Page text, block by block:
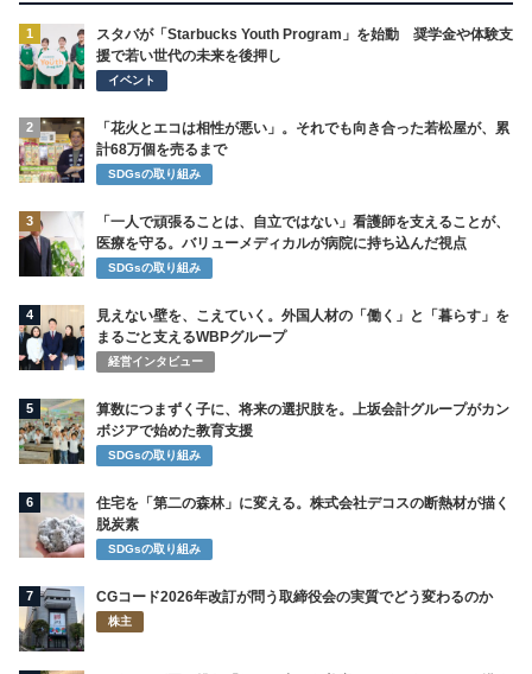
1
スタバが「Starbucks Youth Program」を始動 奨学金や体験支
援で若い世代の未来を後押し
イベント
2
「花火とエコは相性が悪い」。それでも向き合った若松屋が、累
計68万個を売るまで
SDGsの取り組み
3
「一人で頑張ることは、自立ではない」看護師を支えることが、
医療を守る。バリューメディカルが病院に持ち込んだ視点
SDGsの取り組み
4
見えない壁を、こえていく。外国人材の「働く」と「暮らす」を
まるごと支えるWBPグループ
経営インタビュー
5
算数につまずく子に、将来の選択肢を。上坂会計グループがカン
ボジアで始めた教育支援
SDGsの取り組み
6
住宅を「第二の森林」に変える。株式会社デコスの断熱材が描く
脱炭素
SDGsの取り組み
7 CGコード2026年改訂が問う取締役会の実質でどう変わるのか
株主